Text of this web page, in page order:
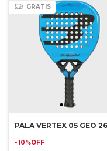
GRATIS
PALA VERTEX 05 GEO 26
- 10%OFF